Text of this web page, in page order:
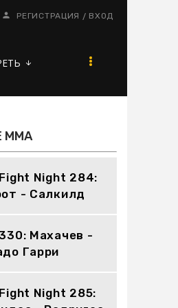
РЕГИСТРАЦИЯ / ВХОД
arrow_downward
ММА
Fight Night 284:
- Салкилд
Махачев -
Гарри
Night 285: